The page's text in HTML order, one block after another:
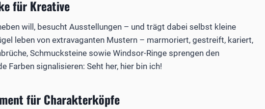
für Kreative
will, besucht Ausstellungen – und trägt dabei selbst kleine
leben von extravaganten Mustern – marmoriert, gestreift, kariert,
Schmucksteine sowie Windsor-Ringe sprengen den
Farben signalisieren: Seht her, hier bin ich!
für Charakterköpfe